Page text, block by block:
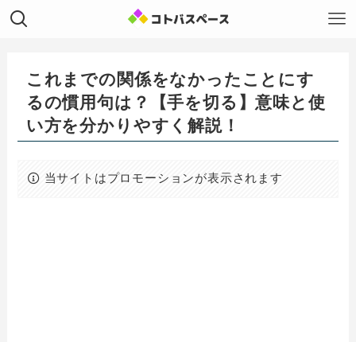
これまでの関係をなかったことにす
るの慣用句は？【手を切る】意味と使
い方を分かりやすく解説！
当サイトはプロモーションが表示されます